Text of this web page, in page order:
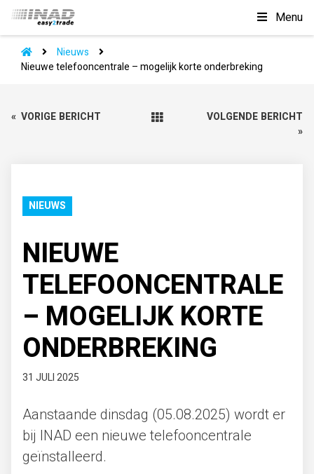
Menu
Nieuws
Nieuwe telefooncentrale – mogelijk korte onderbreking
« VORIGE BERICHT
VOLGENDE BERICHT
»
NIEUWS
NIEUWE
TELEFOONCENTRALE
– MOGELIJK KORTE
ONDERBREKING
31 JULI 2025
Aanstaande dinsdag (05.08.2025) wordt er
bij INAD een nieuwe telefooncentrale
geïnstalleerd.